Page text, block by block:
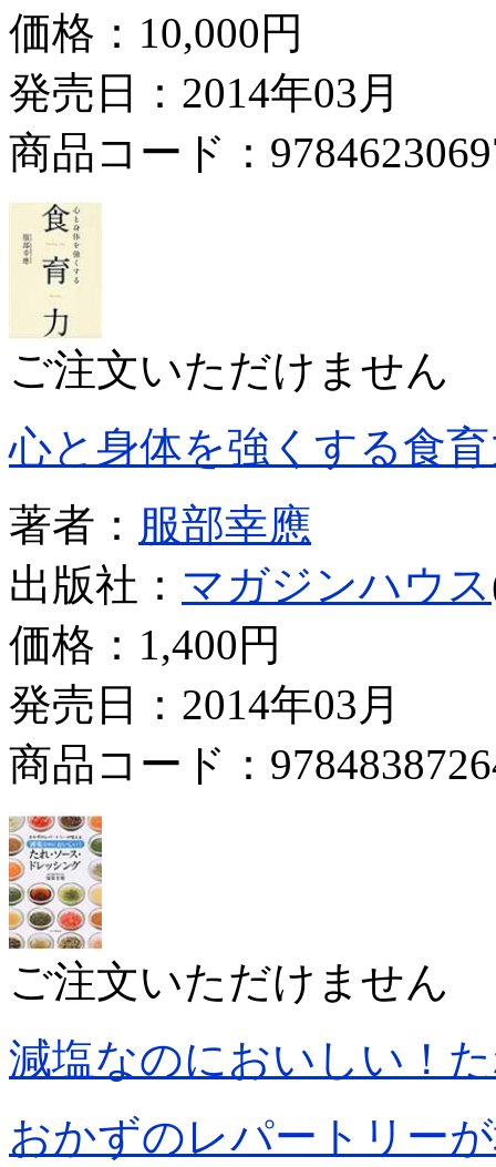
価格： 10,000円
発売日：2014年03月
商品コード：
ご注文いただけません
心と身体を強くする食
著者： 服部幸應
出版社： マガジンハウス
価格： 1,400円
発売日：2014年03月
商品コード：
ご注文いただけません
減塩なのにおいしい！
おかずのレパートリー